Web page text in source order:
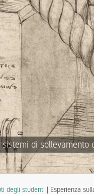
di sollevamento
degli studenti | Esperienza